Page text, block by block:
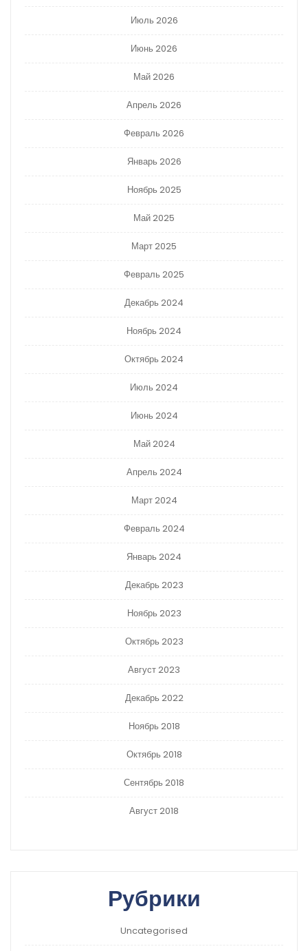
Июль 2026
Июнь 2026
Май 2026
Апрель 2026
Февраль 2026
Январь 2026
Ноябрь 2025
Май 2025
Март 2025
Февраль 2025
Декабрь 2024
Ноябрь 2024
Октябрь 2024
Июль 2024
Июнь 2024
Май 2024
Апрель 2024
Март 2024
Февраль 2024
Январь 2024
Декабрь 2023
Ноябрь 2023
Октябрь 2023
Август 2023
Декабрь 2022
Ноябрь 2018
Октябрь 2018
Сентябрь 2018
Август 2018
Рубрики
Uncategorised